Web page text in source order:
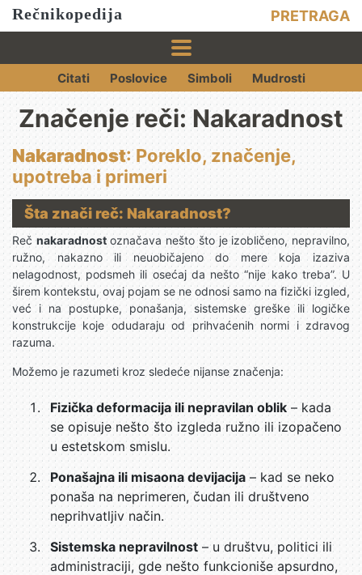
Rečnikopedija PRETRAGA
Citati Poslovice Simboli Mudrosti
Značenje reči: Nakaradnost
Nakaradnost: Poreklo, značenje,
upotreba i primeri
Šta znači reč: Nakaradnost?
Rečnakaradnostoznačava nešto što je izobličeno, nepravilno,
ružno, nakazno ili neuobičajeno do mere koja izaziva
nelagodnost, podsmeh ili osećaj da nešto “nije kako treba”. U
širem kontekstu, ovaj pojam se ne odnosi samo na fizički izgled,
već i na postupke, ponašanja, sistemske greške ili logičke
konstrukcije koje odudaraju od prihvaćenih normi i zdravog
razuma.
Možemo je razumeti kroz sledeće nijanse značenja:
Fizička deformacija ili nepravilan oblik– kada
se opisuje nešto što izgleda ružno ili izopačeno
u estetskom smislu.
Ponašajna ili misaona devijacija – kad se neko
ponaša na neprimeren, čudan ili društveno
neprihvatljiv način.
Sistemska nepravilnost – u društvu, politici ili
administraciji, gde nešto funkcioniše apsurdno,